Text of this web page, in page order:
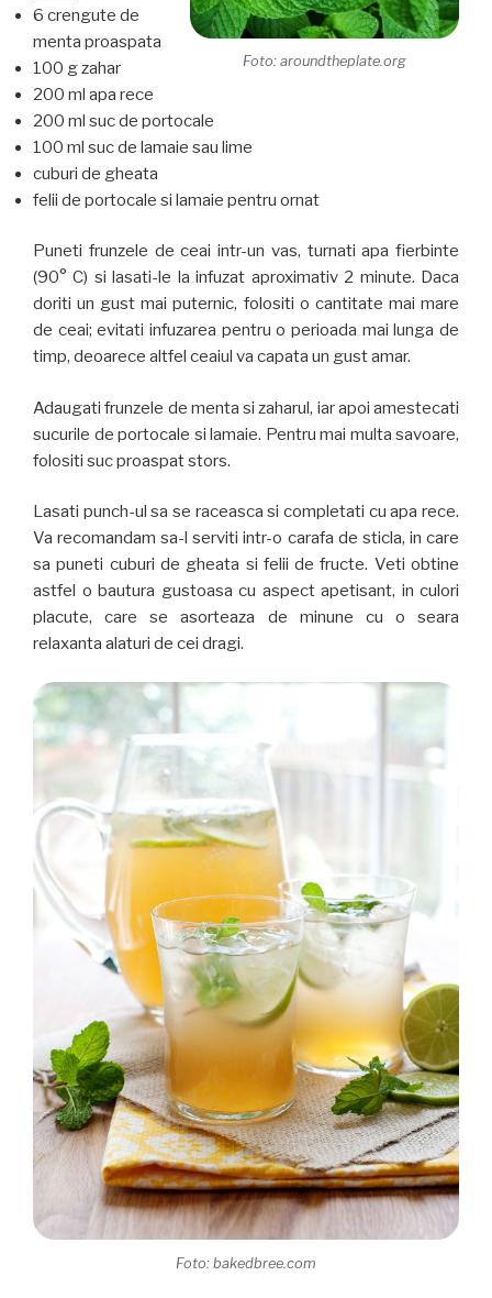
Foto: aroundtheplate.org
6 crengute de
menta proaspata
100 g zahar
200 ml apa rece
200 ml suc de portocale
100 ml suc de lamaie sau lime
cuburi de gheata
felii de portocale si lamaie pentru ornat
Puneti frunzele de ceai intr-un vas, turnati apa fierbinte
(90° C) si lasati-le la infuzat aproximativ 2 minute. Daca
doriti un gust mai puternic, folositi o cantitate mai mare
de ceai; evitati infuzarea pentru o perioada mai lunga de
timp, deoarece altfel ceaiul va capata un gust amar.
Adaugati frunzele de menta si zaharul, iar apoi amestecati
sucurile de portocale si lamaie. Pentru mai multa savoare,
folositi suc proaspat stors.
Lasati punch-ul sa se raceasca si completati cu apa rece.
Va recomandam sa-l serviti intr-o carafa de sticla, in care
sa puneti cuburi de gheata si felii de fructe. Veti obtine
astfel o bautura gustoasa cu aspect apetisant, in culori
placute, care se asorteaza de minune cu o seara
relaxanta alaturi de cei dragi.
Foto: bakedbree.com